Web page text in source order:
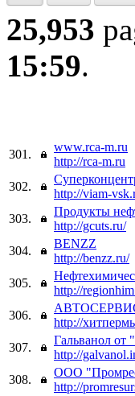
25,953
15:59.
301.
www.rca-m.ru
http://rca-m.ru
302.
http://viam-
303.
Продукты
http://gcuts.ru/
304.
BENZZ
http://benzz.ru/
305.
http://
306.
http://
307.
Гальванол от
http://
308.
ООО
http://